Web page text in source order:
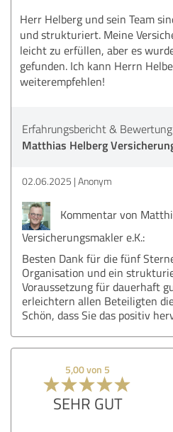
Herr Helberg und sein Team
und strukturiert. Meine
leicht zu erfüllen, aber es
gefunden. Ich kann Herrn
weiterempfehlen!
Erfahrungsbericht &
Matthias Helberg
02.06.2025 Anonym
Kommentar von
Versicherungsmakler e.K.:
Besten Dank für die fünf
Organisation und ein
Voraussetzung für dauerhaft
erleichtern allen Beteiligten
Schön, dass Sie das positiv
5,00 von 5
SEHR GUT